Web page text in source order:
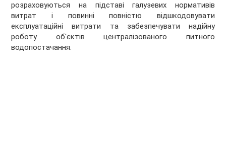
розраховуються на підставі галузевих нормативів
витрат і повинні повністю відшкодовувати
експлуатаційні витрати та забезпечувати надійну
роботу об'єктів централізованого питного
водопостачання.